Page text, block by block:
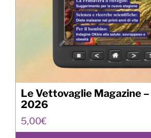
Le Vettovaglie Magazine
2026
5,00€